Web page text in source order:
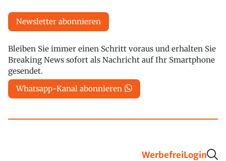
Newsletter abonnieren
Bleiben Sie immer einen Schritt voraus und erhalten Sie
Breaking News sofort als Nachricht auf Ihr Smartphone
gesendet.
Whatsapp-Kanal abonnieren
WerbefreiLogin